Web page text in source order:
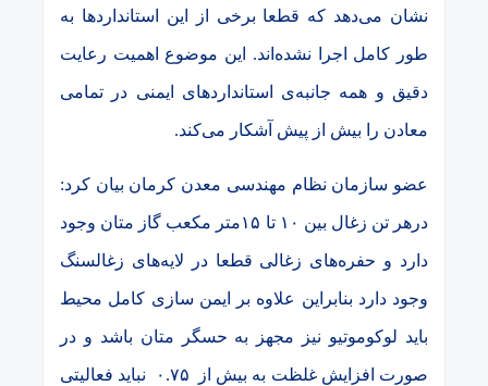
نشان می‌دهد که قطعا برخی از این استانداردها به
طور کامل اجرا نشده‌اند. این موضوع اهمیت رعایت
دقیق و همه جانبه‌ی استانداردهای ایمنی در تمامی
معادن را بیش از پیش آشکار می‌کند.
عضو سازمان نظام مهندسی معدن کرمان بیان کرد:
درهر تن زغال بین ۱۰ تا ۱۵متر مکعب گاز متان وجود
دارد و حفره‌های زغالی قطعا در لایه‌های زغالسنگ
وجود دارد بنابراین علاوه بر ایمن سازی کامل محیط
باید لوکوموتیو نیز مجهز به حسگر متان باشد و در
صورت افزایش غلظت به بیش از نباید فعالیتی